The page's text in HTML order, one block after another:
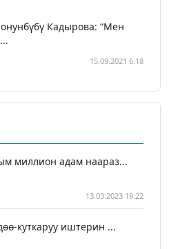
Кадырова: “Мен
15.09.2021 6:18
миллион адам наараз...
13.03.2023 19:22
куткаруу иштерин ...